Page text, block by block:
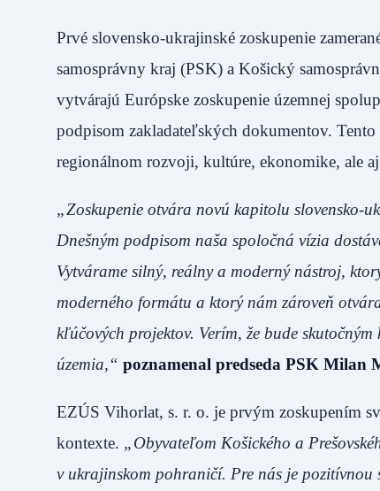
Prvé slovensko-ukrajinské zoskupenie
samosprávny kraj (PSK) a Košický
vytvárajú Európske zoskupenie územnej
podpisom zakladateľských dokumentov.
regionálnom rozvoji, kultúre, ekonomike, ale
„Zoskupenie otvára novú kapitolu slovensko-
Dnešným podpisom naša spoločná vízia
Vytvárame silný, reálny a moderný nástroj,
moderného formátu a ktorý nám zároveň
kľúčových projektov. Verím, že bude
územia,“ poznamenal predseda PSK Milan
EZÚS Vihorlat, s. r. o. je prvým zoskupením
kontexte. „Obyvateľom Košického a
v ukrajinskom pohraničí. Pre nás je pozitívnou